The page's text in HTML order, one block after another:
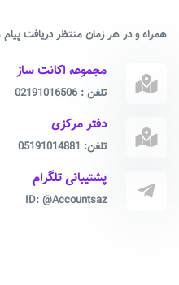
همراه و در هر زمان منتظر دریافت
مجموعه اکانت ساز
تلفن : 02191016506
دفتر مرکزی
تلفن: 05191014881
پشتیبانی تلگرام
ID: @Accountsaz